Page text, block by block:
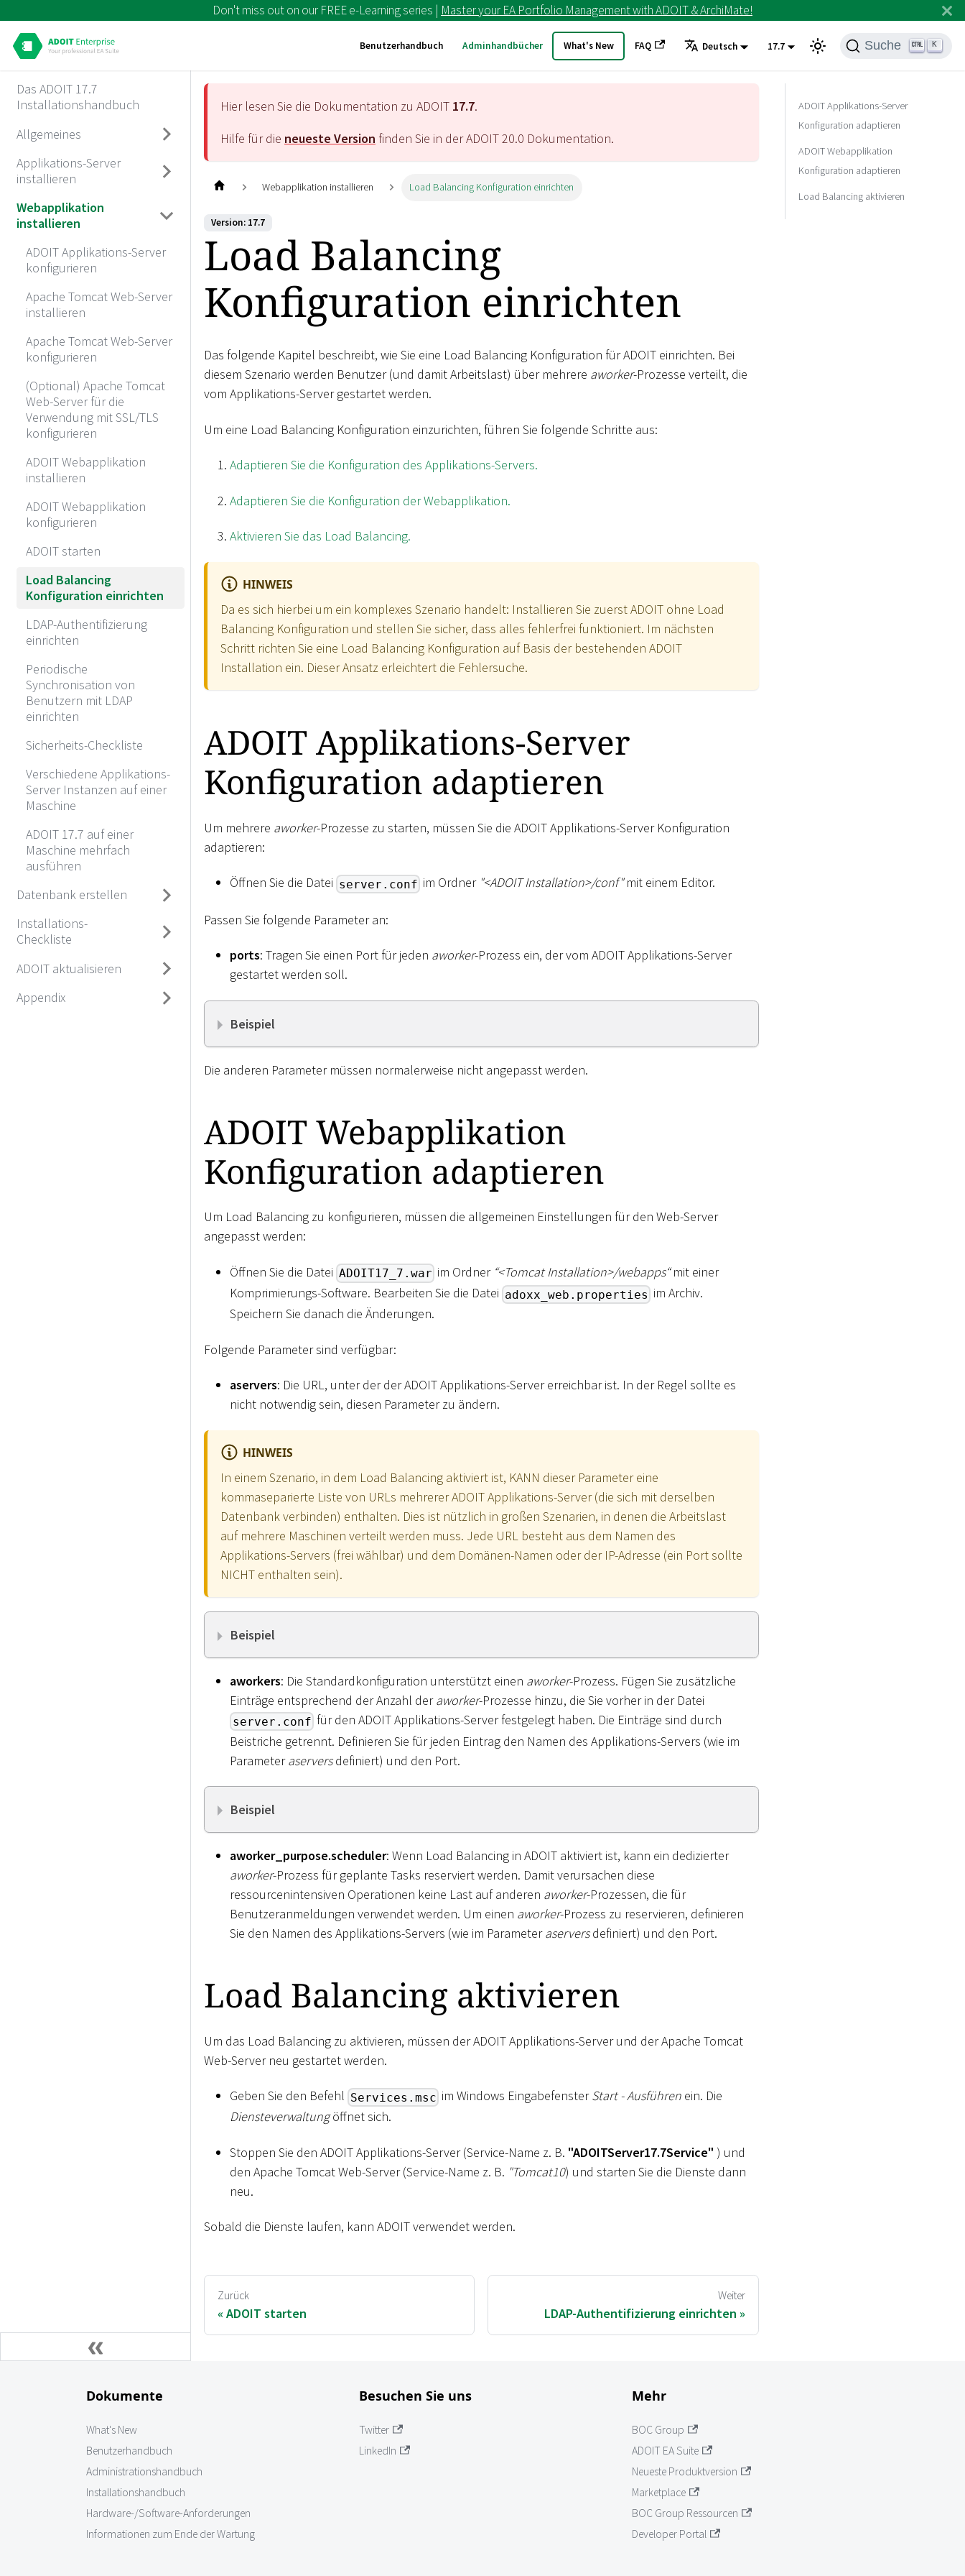
Don't miss out on our FREE e-Learning series | Master your EA Portfolio Management with ADOIT & ArchiMate!
Benutzerhandbuch Adminhandbücher What's New FAQ Deutsch 17.7 Suche K
Das ADOIT 17.7
Installationshandbuch
Allgemeines
Applikations-Server
installieren
Webapplikation
installieren
ADOIT Applikations-Server
konfigurieren
Apache Tomcat Web-Server
installieren
Apache Tomcat Web-Server
konfigurieren
(Optional) Apache Tomcat
Web-Server für die
Verwendung mit SSL/TLS
konfigurieren
ADOIT Webapplikation
installieren
ADOIT Webapplikation
konfigurieren
ADOIT starten
Load Balancing
Konfiguration einrichten
LDAP-Authentifizierung
einrichten
Periodische
Synchronisation von
Benutzern mit LDAP
einrichten
Sicherheits-Checkliste
Verschiedene Applikations-
Server Instanzen auf einer
Maschine
ADOIT 17.7 auf einer
Maschine mehrfach
ausführen
Datenbank erstellen
Installations-
Checkliste
ADOIT aktualisieren
Appendix
Hier lesen Sie die Dokumentation zu ADOIT 17.7.
Hilfe für die neueste Version finden Sie in der ADOIT20.0 Dokumentation.
Webapplikation installieren Load Balancing Konfiguration einrichten
Version: 17.7
Load Balancing
Konfiguration einrichten
Das folgende Kapitel beschreibt, wie Sie eine Load Balancing Konfiguration für ADOIT einrichten. Bei
diesem Szenario werden Benutzer (und damit Arbeitslast) über mehrere aworker-Prozesse verteilt, die
vom Applikations-Server gestartet werden.
Um eine Load Balancing Konfiguration einzurichten, führen Sie folgende Schritte aus:
Adaptieren Sie die Konfiguration des Applikations-Servers.
Adaptieren Sie die Konfiguration der Webapplikation.
Aktivieren Sie das Load Balancing.
HINWEIS
Da es sich hierbei um ein komplexes Szenario handelt: Installieren Sie zuerst ADOIT ohne Load
Balancing Konfiguration und stellen Sie sicher, dass alles fehlerfrei funktioniert. Im nächsten
Schritt richten Sie eine Load Balancing Konfiguration auf Basis der bestehenden ADOIT
Installation ein. Dieser Ansatz erleichtert die Fehlersuche.
ADOIT Applikations-Server
Konfiguration adaptieren
Um mehrere aworker-Prozesse zu starten, müssen Sie die ADOIT Applikations-Server Konfiguration
adaptieren:
Öffnen Sie die Datei server.conf im Ordner "<ADOIT Installation>/conf"mit einem Editor.
Passen Sie folgende Parameter an:
ports: Tragen Sie einen Port für jeden aworker-Prozess ein, der vom ADOIT Applikations-Server
gestartet werden soll.
Beispiel
Die anderen Parameter müssen normalerweise nicht angepasst werden.
ADOIT Webapplikation
Konfiguration adaptieren
Um Load Balancing zu konfigurieren, müssen die allgemeinen Einstellungen für den Web-Server
angepasst werden:
Öffnen Sie die Datei ADOIT17_7.war im Ordner “<Tomcat Installation>/webapps“mit einer
Komprimierungs-Software. Bearbeiten Sie die Datei adoxx_web.properties im Archiv.
Speichern Sie danach die Änderungen.
Folgende Parameter sind verfügbar:
aservers: Die URL, unter der der ADOIT Applikations-Server erreichbar ist. In der Regel sollte es
nicht notwendig sein, diesen Parameter zu ändern.
HINWEIS
In einem Szenario, in dem Load Balancing aktiviert ist, KANN dieser Parameter eine
kommaseparierte Liste von URLs mehrerer ADOIT Applikations-Server (die sich mit derselben
Datenbank verbinden) enthalten. Dies ist nützlich in großen Szenarien, in denen die Arbeitslast
auf mehrere Maschinen verteilt werden muss. Jede URL besteht aus dem Namen des
Applikations-Servers (frei wählbar) und dem Domänen-Namen oder der IP-Adresse (ein Port sollte
NICHT enthalten sein).
Beispiel
aworkers: Die Standardkonfiguration unterstützt einen aworker-Prozess. Fügen Sie zusätzliche
Einträge entsprechend der Anzahl deraworker-Prozesse hinzu, die Sie vorher in der Datei
server.conf für den ADOIT Applikations-Server festgelegt haben. Die Einträge sind durch
Beistriche getrennt. Definieren Sie für jeden Eintrag den Namen des Applikations-Servers (wie im
Parameteraserversdefiniert) und den Port.
Beispiel
aworker_purpose.scheduler: Wenn Load Balancing in ADOIT aktiviert ist, kann ein dedizierter
aworker-Prozess für geplante Tasks reserviert werden. Damit verursachen diese
ressourcenintensiven Operationen keine Last auf anderen aworker-Prozessen, die für
Benutzeranmeldungen verwendet werden. Um einen aworker-Prozess zu reservieren, definieren
Sie den Namen des Applikations-Servers (wie im Parameteraserversdefiniert) und den Port.
Load Balancing aktivieren
Um das Load Balancing zu aktivieren, müssen der ADOIT Applikations-Server und der Apache Tomcat
Web-Server neu gestartet werden.
Geben Sie den Befehl Services.msc im Windows EingabefensterStart - Ausführen ein. Die
Diensteverwaltungöffnet sich.
Stoppen Sie den ADOIT Applikations-Server (Service-Name z. B. "ADOITServer17.7Service" ) und
den Apache Tomcat Web-Server (Service-Name z. B. "Tomcat10) und starten Sie die Dienste dann
neu.
Sobald die Dienste laufen, kann ADOIT verwendet werden.
Zurück
ADOIT starten
Weiter
LDAP-Authentifizierung einrichten
ADOIT Applikations-Server
Konfiguration adaptieren
ADOIT Webapplikation
Konfiguration adaptieren
Load Balancing aktivieren
Dokumente
What's New
Benutzerhandbuch
Administrationshandbuch
Installationshandbuch
Hardware-/Software-Anforderungen
Informationen zum Ende der Wartung
Besuchen Sie uns
Twitter
LinkedIn
Mehr
BOC Group
ADOIT EA Suite
Neueste Produktversion
Marketplace
BOC Group Ressourcen
Developer Portal